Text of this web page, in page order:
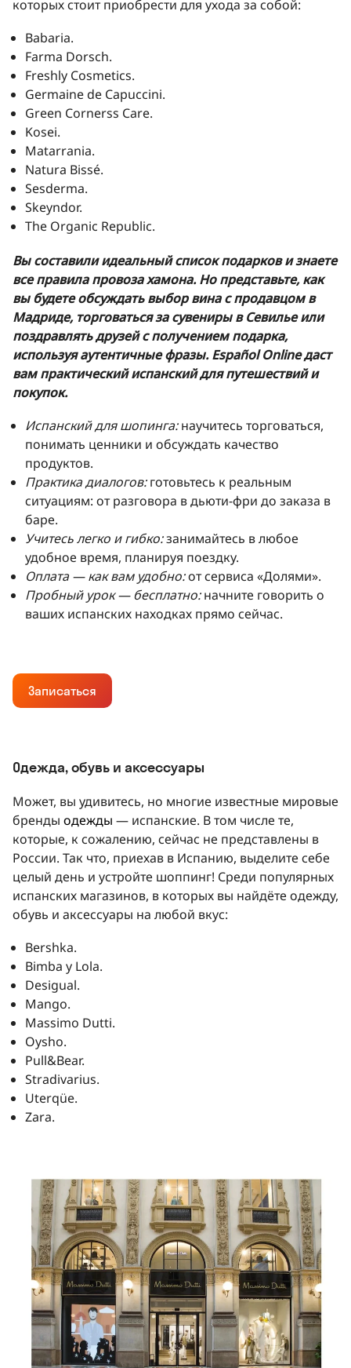
которых стоит приобрести для ухода за собой:
Babaria.
Farma Dorsch.
Freshly Cosmetics.
Germaine de Capuccini.
Green Cornerss Care.
Kosei.
Matarrania.
Natura Bissé.
Sesderma.
Skeyndor.
The Organic Republic.
Вы составили идеальный список подарков и знаете
все правила провоза хамона. Но представьте, как
вы будете обсуждать выбор вина с продавцом в
Мадриде, торговаться за сувениры в Севилье или
поздравлять друзей с получением подарка,
используя аутентичные фразы. Español Online даст
вам практический испанский для путешествий и
покупок.
Испанский для шопинга:научитесь торговаться,
понимать ценники и обсуждать качество
продуктов.
Практика диалогов:готовьтесь к реальным
ситуациям: от разговора в дьюти-фри до заказа в
баре.
Учитесь легко и гибко:занимайтесь в любое
удобное время, планируя поездку.
Оплата — как вам удобно:от сервиса «Долями».
Пробный урок — бесплатно:начните говорить о
ваших испанских находках прямо сейчас.
Записаться
Одежда, обувь и аксессуары
Может, вы удивитесь, но многие известные мировые
бренды одежды — испанские. В том числе те,
которые, к сожалению, сейчас не представлены в
России. Так что, приехав в Испанию, выделите себе
целый день и устройте шоппинг! Среди популярных
испанских магазинов, в которых вы найдёте одежду,
обувь и аксессуары на любой вкус:
Bershka.
Bimba y Lola.
Desigual.
Mango.
Massimo Dutti.
Oysho.
Pull&Bear.
Stradivarius.
Uterqüe.
Zara.